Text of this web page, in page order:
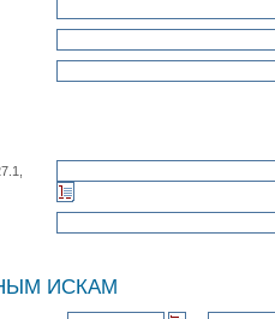
ИСКАМ